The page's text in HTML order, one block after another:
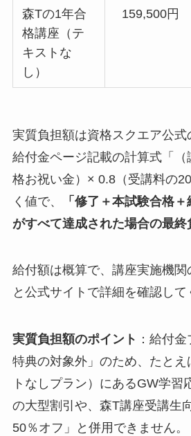
森Tの1年合
格講座（テ
キストな
し）
159,500円
実質負担額は資格スクエア公
給付金ページ記載の計算式「
格お祝い金）× 0.8（受講料の
く値で、
「修了＋本試験合格＋
がすべて達成された場合の最終
給付額は概算で、講座実施機関
と公式サイトで詳細を確認して
実質負担額のポイント ：給付
特典の対象外」のため、たとえ
トなしプラン）にあるGW学習
の大型割引や、森T講座受講生
50％オフ」と併用できません。